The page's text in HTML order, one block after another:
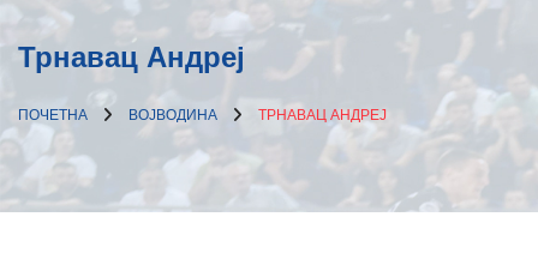
Трнавац Андреј
ПОЧЕТНА ВОЈВОДИНА ТРНАВАЦ АНДРЕЈ